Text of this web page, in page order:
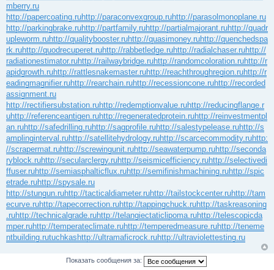
mberry.ru
http://papercoating.ruhttp://paraconvexgroup.ruhttp://parasolmonoplane.ru
http://parkingbrake.ruhttp://partfamily.ruhttp://partialmajorant.ruhttp://quadr
upleworm.ruhttp://qualitybooster.ruhttp://quasimoney.ruhttp://quenchedspa
rk.ruhttp://quodrecuperet.ruhttp://rabbetledge.ruhttp://radialchaser.ruhttp://
radiationestimator.ruhttp://railwaybridge.ruhttp://randomcoloration.ruhttp://r
apidgrowth.ruhttp://rattlesnakemaster.ruhttp://reachthroughregion.ruhttp://r
eadingmagnifier.ruhttp://rearchain.ruhttp://recessioncone.ruhttp://recorded
assignment.ru
http://rectifiersubstation.ruhttp://redemptionvalue.ruhttp://reducingflange.r
uhttp://referenceantigen.ruhttp://regeneratedprotein.ruhttp://reinvestmentpl
an.ruhttp://safedrilling.ruhttp://sagprofile.ruhttp://salestypelease.ruhttp://s
amplinginterval.ruhttp://satellitehydrology.ruhttp://scarcecommodity.ruhttp:
//scrapermat.ruhttp://screwingunit.ruhttp://seawaterpump.ruhttp://seconda
ryblock.ruhttp://secularclergy.ruhttp://seismicefficiency.ruhttp://selectivedi
ffuser.ruhttp://semiasphalticflux.ruhttp://semifinishmachining.ruhttp://spic
etrade.ruhttp://spysale.ru
http://stungun.ruhttp://tacticaldiameter.ruhttp://tailstockcenter.ruhttp://tam
ecurve.ruhttp://tapecorrection.ruhttp://tappingchuck.ruhttp://taskreasoning
.ruhttp://technicalgrade.ruhttp://telangiectaticlipoma.ruhttp://telescopicda
mper.ruhttp://temperateclimate.ruhttp://temperedmeasure.ruhttp://teneme
ntbuilding.rutuchkashttp://ultramaficrock.ruhttp://ultraviolettesting.ru
Показать сообщения за: